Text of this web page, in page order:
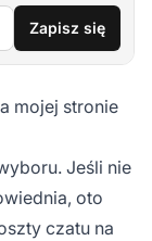
Zapisz się
mojej stronie
Jeśli nie
oto
czatu na